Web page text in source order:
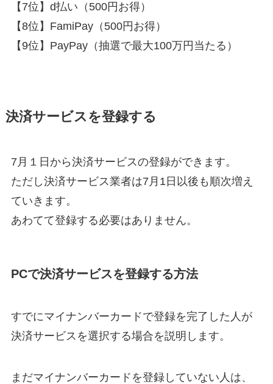
【7位】d払い（500円お得）
【8位】FamiPay（500円お得）
【9位】PayPay（抽選で最大100万円当たる）
決済サービスを登録する
7月１日から決済サービスの登録ができます。
ただし決済サービス業者は7月1日以後も順次増え
ていきます。
あわてて登録する必要はありません。
PCで決済サービスを登録する方法
すでにマイナンバーカードで登録を完了した人が
決済サービスを選択する場合を説明します。
まだマイナンバーカードを登録していない人は、